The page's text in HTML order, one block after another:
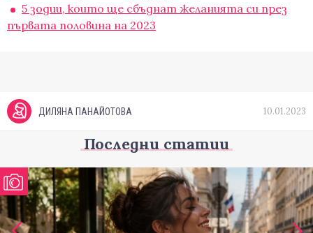
5 зодии, които ще сбъднат желанията си през
първата половина на 2023
ДИЛЯНА ПАНАЙОТОВА 10.01.2023
Последни статии